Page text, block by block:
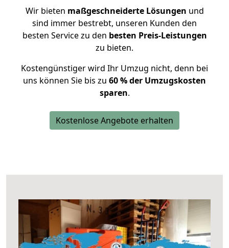
Wir bieten maßgeschneiderte Lösungen und
sind immer bestrebt, unseren Kunden den
besten Service zu den besten Preis-Leistungen
zu bieten.
Kostengünstiger wird Ihr Umzug nicht, denn bei
uns können Sie bis zu 60 % der Umzugskosten
sparen.
Kostenlose Angebote erhalten